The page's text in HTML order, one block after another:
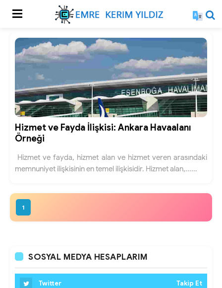
Hizmet ve Fayda İlişkisi: Ankara Havaalanı
Örneği
Hizmet ve fayda, hizmet alan ve hizmet veren arasındaki
memnuniyet ilişkisinin en temel ilişkisidir. Hizmet alan,......
1
SOSYAL MEDYA HESAPLARIM
Twitter Takip Et